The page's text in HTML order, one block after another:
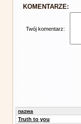
KOMENTARZE:
Twój komentarz:
nazwa
Truth to you